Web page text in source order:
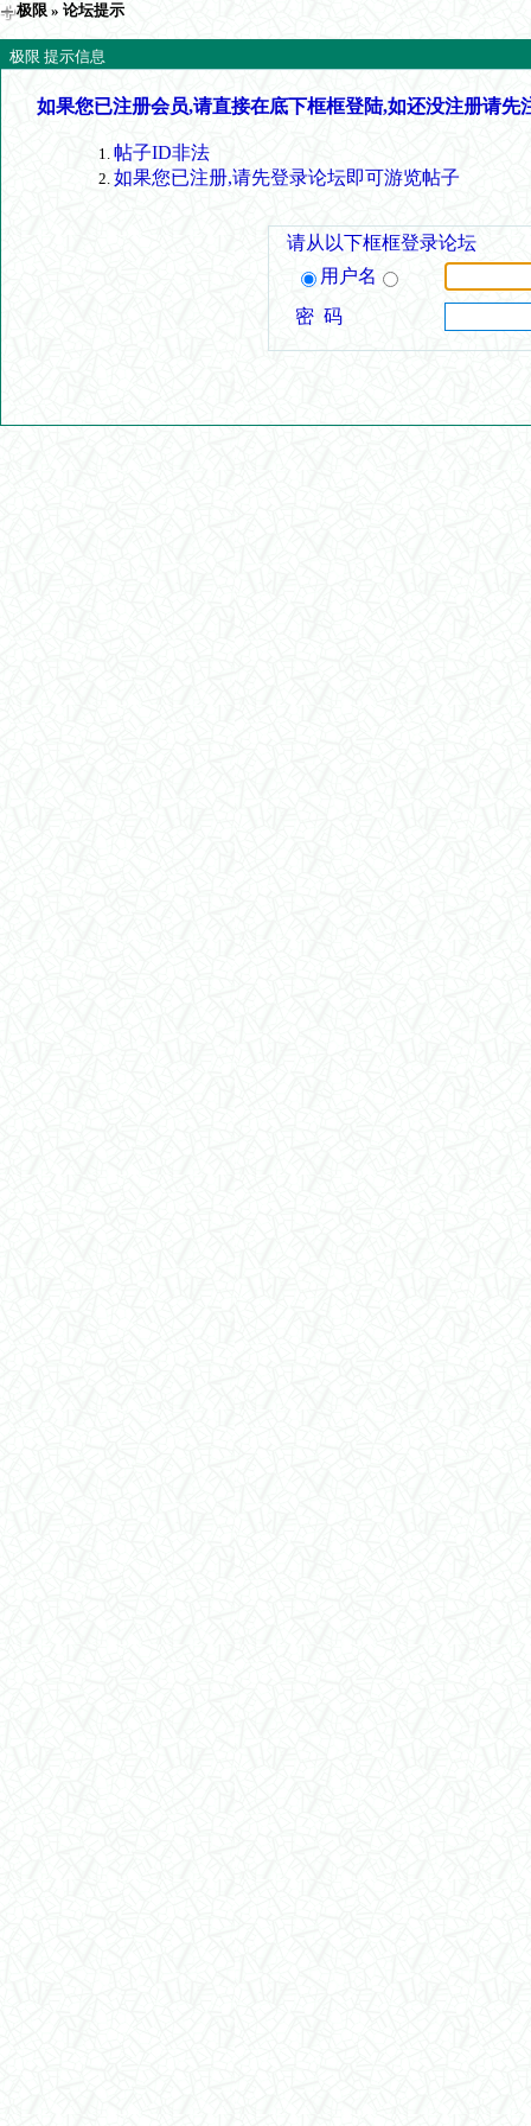
极限 » 论坛提示
极限 提示信息
如果您已注册会员,请直接在底下框框登陆,如还没注册请先
帖子ID非法
如果您已注册,请先登录论坛即可游览帖子
请从以下框框登录论坛
用户名
密 码